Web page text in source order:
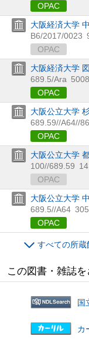
OPAC
大阪経済大学
B6/2017/0023
OPAC
大阪経済大学
689.5/Ara
OPAC
大阪公立大学
689.59//A64//
OPAC
大阪公立大学
100//689.59
OPAC
大阪公立大学
689.5//A64
OPAC
すべての所蔵
この図書・雑誌を
国
カ